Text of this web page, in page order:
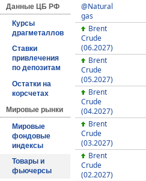
Данные ЦБ РФ
Курсы
драгметаллов
Ставки
привлечения
по депозитам
Остатки на
корсчетах
Мировые рынки
Мировые
фондовые
индексы
Товары и
фьючерсы
@Natural
gas
Brent
Crude
(06.2027)
Brent
Crude
(05.2027)
Brent
Crude
(04.2027)
Brent
Crude
(03.2027)
Brent
Crude
(02.2027)